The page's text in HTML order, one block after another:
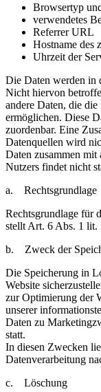
Browsertyp
verwendetes
Referrer URL
Hostname des
Uhrzeit der
Die Daten werden in
Nicht hiervon
andere Daten, die
ermöglichen. Diese
zuordenbar. Eine
Datenquellen wird
Daten zusammen mit
Nutzers findet nicht
a. Rechtsgrundlage
Rechtsgrundlage für
stellt Art. 6 Abs. 1
b. Zweck der
Die Speicherung in
Website
zur Optimierung der
unserer
Daten zu
statt.
In diesen Zwecken
Datenverarbeitung
c. Löschung